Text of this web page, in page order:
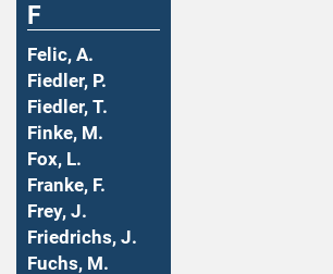
F
Felic, A.
Fiedler, P.
Fiedler, T.
Finke, M.
Fox, L.
Franke, F.
Frey, J.
Friedrichs, J.
Fuchs, M.